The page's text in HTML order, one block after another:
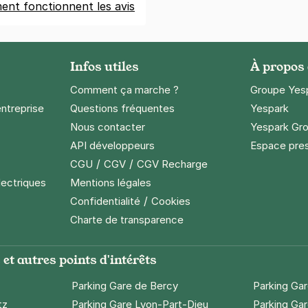
fonctionnent les avis
Infos utiles
Comment ça marche ?
Questions fréquentes
Nous contacter
API développeurs
CGU / CGV/ CGV Recharge
Mentions légales
Confidentialité/ Cookies
Charte de transparence
À propos
Groupe
Yespark
Yespark
Espace
et autres points d'intérêts
Parking Gare de Bercy
Parking
Parking Gare Lyon-Part-Dieu Parking